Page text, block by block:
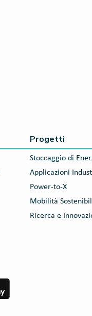
Progetti
Stoccaggio di
Applicazioni
Power-to-X
Mobilità
Ricerca e